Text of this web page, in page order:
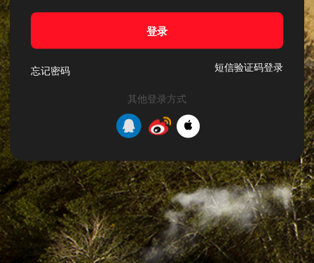
登录
忘记密码 短信验证码登录
其他登录方式